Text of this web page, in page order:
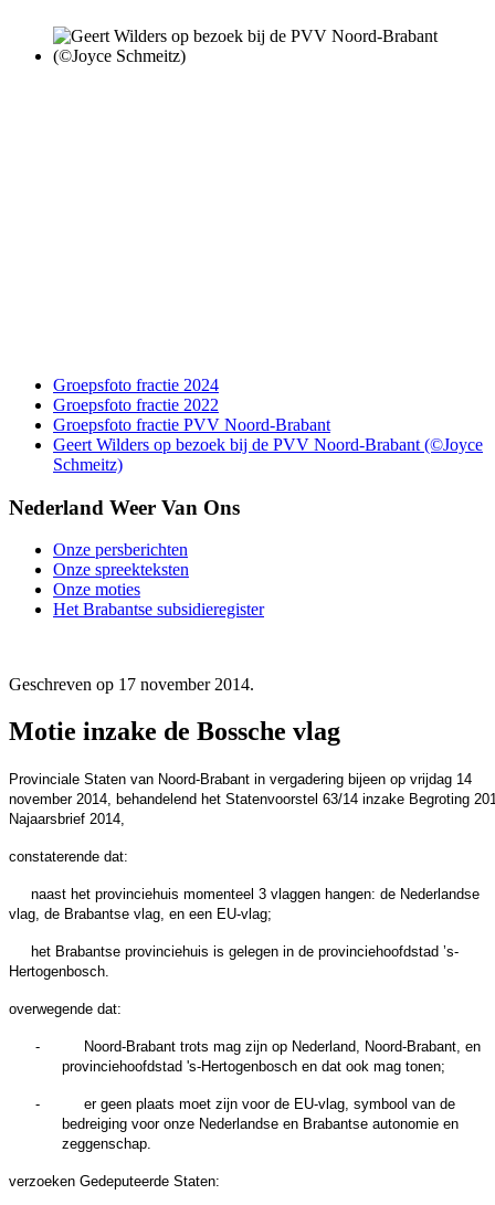
Groepsfoto fractie 2024
Groepsfoto fractie 2022
Groepsfoto fractie PVV Noord-Brabant
Geert Wilders op bezoek bij de PVV Noord-Brabant (©Joyce
Schmeitz)
Nederland Weer Van Ons
Onze persberichten
Onze spreekteksten
Onze moties
Het Brabantse subsidieregister
Geschreven op 17 november 2014.
Motie inzake de Bossche vlag
Provinciale Staten van Noord-Brabant in vergadering bijeen op vrijdag 14
november 2014, behandelend het Statenvoorstel 63/14 inzake Begroting
Najaarsbrief 2014,
constaterende dat:
naast het provinciehuis momenteel 3 vlaggen hangen: de Nederlandse
vlag, de Brabantse vlag, en een EU-vlag;
het Brabantse provinciehuis is gelegen in de provinciehoofdstad ’s-
Hertogenbosch.
overwegende dat:
-
Noord-Brabant trots mag zijn op Nederland, Noord-Brabant, en
provinciehoofdstad 's-Hertogenbosch en dat ook mag tonen;
-
er geen plaats moet zijn voor de EU-vlag, symbool van de
bedreiging voor onze Nederlandse en Brabantse autonomie en
zeggenschap.
verzoeken Gedeputeerde Staten: